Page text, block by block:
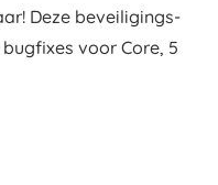
Deze beveiligings-
voor Core, 5